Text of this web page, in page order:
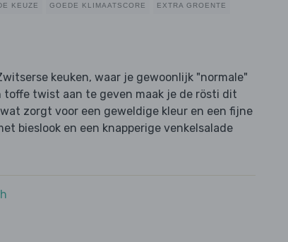
KEUZE GOEDE KLIMAATSCORE EXTRA GROENTE
keuken, waar je gewoonlijk "normale"
toffe twist aan te geven maak je de rösti dit
zorgt voor een geweldige kleur en een fijne
bieslook en een knapperige venkelsalade